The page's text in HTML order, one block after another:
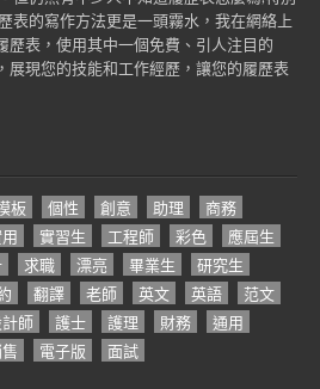
表的寫作方法更是一頭霧水，我在網絡上
歷表，使用其中一個免費、引人注目的
現您的技能和工作經歷，讓您的履歷表
板 個性 創意 助理
商務
實習生 工程師 彩色
應屆生
求職 漂亮 畢業生
研究生
翻譯 老師 英文 英語
范文
師 護士 護理 財務
通用
電子版 面試